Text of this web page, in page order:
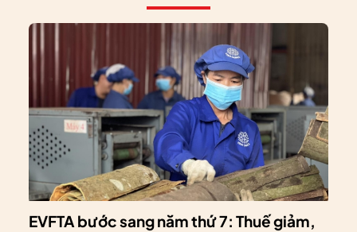
EVFTA bước sang năm thứ 7: Thuế giảm,